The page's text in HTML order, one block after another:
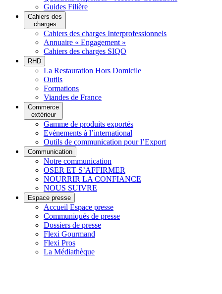
Guides Filière
Cahiers des
charges
Cahiers des charges Interprofessionnels
Annuaire « Engagement »
Cahiers des charges SIQO
RHD
La Restauration Hors Domicile
Outils
Formations
Viandes de France
Commerce
extérieur
Gamme de produits exportés
Evénements à l’international
Outils de communication pour l’Export
Communication
Notre communication
OSER ET S’AFFIRMER
NOURRIR LA CONFIANCE
NOUS SUIVRE
Espace presse
Accueil Espace presse
Communiqués de presse
Dossiers de presse
Flexi Gourmand
Flexi Pros
La Médiathèque